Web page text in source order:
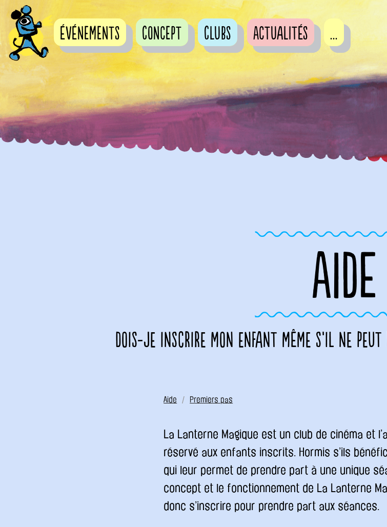
événements Concept Clubs Actualités ...
AIDE
Dois-je inscrire mon enfant même s’il ne
Aide Premiers pas
La Lanterne Magique est un club de cinéma et
réservé aux enfants inscrits. Hormis s’ils
qui leur permet de prendre part à une unique
concept et le fonctionnement de La Lanterne
donc s’inscrire pour prendre part aux séances.